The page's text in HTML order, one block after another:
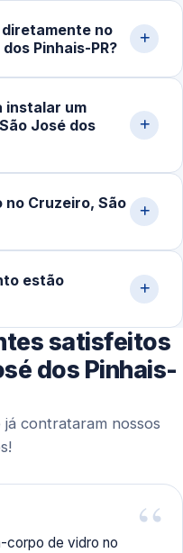
mais rápido,
visitas técnicas,
no
Pinhais-PR?
com
nivelamento e
instalar um
José dos
como escadas ou
mais tempo
adicionais.
no Cruzeiro, São
Isso permite
medições prévias e
estão
e débito,
oferecendo
satisfeitos
dos Pinhais-
contrataram nossos
corpo de vidro no